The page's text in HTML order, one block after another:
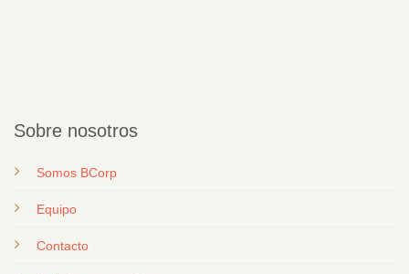
Sobre nosotros
Somos BCorp
Equipo
Contacto